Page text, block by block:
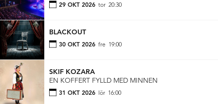
29 OKT 2026 tor 20:30
BLACKOUT
30 OKT 2026 fre 19:00
SKIF KOZARA
EN KOFFERT FYLLD MED MINNEN
31 OKT 2026 lör 16:00